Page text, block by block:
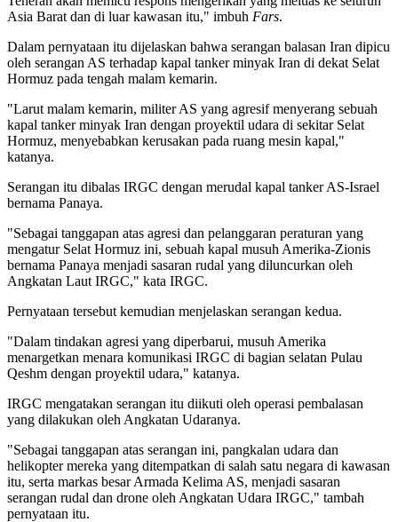
Asia Barat dan di luar kawasan itu," imbuh Fars.
Dalam pernyataan itu dijelaskan bahwa serangan balasan Iran dipicu
oleh serangan AS terhadap kapal tanker minyak Iran di dekat Selat
Hormuz pada tengah malam kemarin.
"Larut malam kemarin, militer AS yang agresif menyerang sebuah
kapal tanker minyak Iran dengan proyektil udara di sekitar Selat
Hormuz, menyebabkan kerusakan pada ruang mesin kapal,"
katanya.
Serangan itu dibalas IRGC dengan merudal kapal tanker AS-Israel
bernama Panaya.
"Sebagai tanggapan atas agresi dan pelanggaran peraturan yang
mengatur Selat Hormuz ini, sebuah kapal musuh Amerika-Zionis
bernama Panaya menjadi sasaran rudal yang diluncurkan oleh
Angkatan Laut IRGC," kata IRGC.
Pernyataan tersebut kemudian menjelaskan serangan kedua.
"Dalam tindakan agresi yang diperbarui, musuh Amerika
menargetkan menara komunikasi IRGC di bagian selatan Pulau
Qeshm dengan proyektil udara," katanya.
IRGC mengatakan serangan itu diikuti oleh operasi pembalasan
yang dilakukan oleh Angkatan Udaranya.
"Sebagai tanggapan atas serangan ini, pangkalan udara dan
helikopter mereka yang ditempatkan di salah satu negara di kawasan
itu, serta markas besar Armada Kelima AS, menjadi sasaran
serangan rudal dan drone oleh Angkatan Udara IRGC," tambah
pernyataan itu.